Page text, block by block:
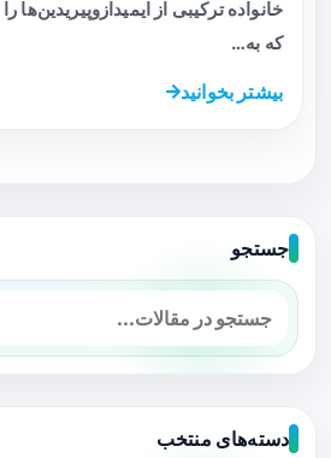
خانواده ترکیبی از
که به…
بیشتر بخوانید
جستجو
دسته‌های منتخب